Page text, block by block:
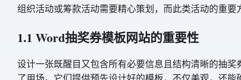
组织活动或筹款活动需要精心策划，而此类活动的重
1.1 Word抽奖券模板网站的重要性
设计一张既醒目又包含所有必要信息且结构清晰的抽